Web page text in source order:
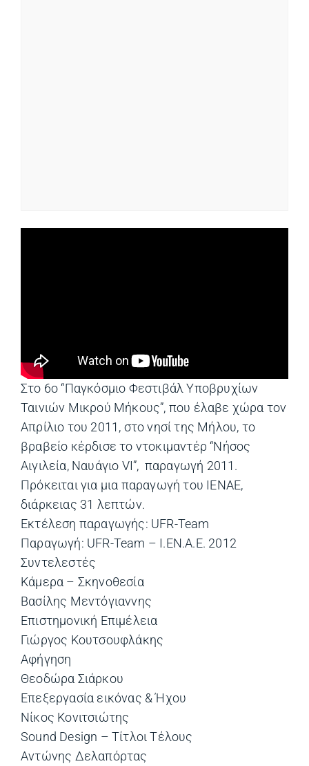
Στο 6ο “Παγκόσμιο Φεστιβάλ Υποβρυχίων
Ταινιών Μικρού Μήκους”, που έλαβε χώρα τον
Απρίλιο του 2011, στο νησί της Μήλου, το
βραβείο κέρδισε το ντοκιμαντέρ “Νήσος
Αιγιλεία, Ναυάγιο VI”, παραγωγή 2011.
Πρόκειται για μια παραγωγή του IENAE,
διάρκειας 31 λεπτών.
Εκτέλεση παραγωγής: UFR-Team
Παραγωγή: UFR-Team – I.EN.A.E. 2012
Συντελεστές
Κάμερα – Σκηνοθεσία
Βασίλης Μεντόγιαννης
Επιστημονική Επιμέλεια
Γιώργος Κουτσουφλάκης
Αφήγηση
Θεοδώρα Σιάρκου
Επεξεργασία εικόνας & Ήχου
Νίκος Κονιτσιώτης
Sound Design – Τίτλοι Τέλους
Αντώνης Δελαπόρτας